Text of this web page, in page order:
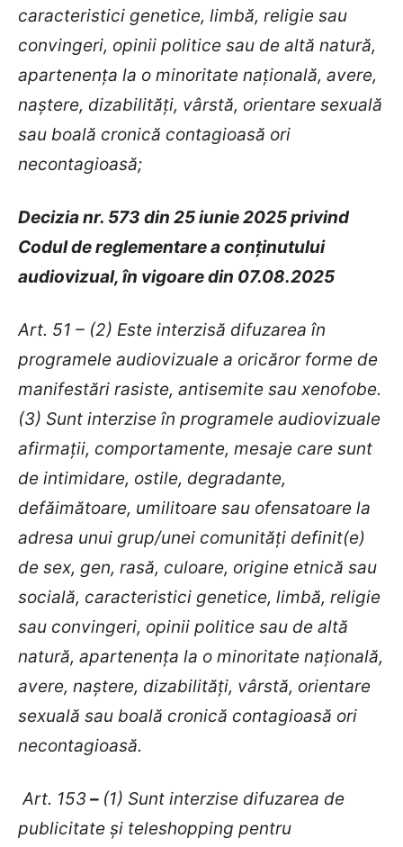
caracteristici genetice, limbă, religie sau
convingeri, opinii politice sau de altă natură,
apartenenţa la o minoritate naţională, avere,
naştere, dizabilităţi, vârstă, orientare sexuală
sau boală cronică contagioasă ori
necontagioasă;
Decizia nr. 573 din 25 iunie 2025 privind
Codul de reglementare a conținutului
audiovizual, în vigoare din 07.08.2025
Art. 51 – (2) Este interzisă difuzarea în
programele audiovizuale a oricăror forme de
manifestări rasiste, antisemite sau xenofobe.
(3) Sunt interzise în programele audiovizuale
afirmaţii, comportamente, mesaje care sunt
de intimidare, ostile, degradante,
defăimătoare, umilitoare sau ofensatoare la
adresa unui grup/unei comunităţi definit(e)
de sex, gen, rasă, culoare, origine etnică sau
socială, caracteristici genetice, limbă, religie
sau convingeri, opinii politice sau de altă
natură, apartenenţa la o minoritate naţională,
avere, naştere, dizabilităţi, vârstă, orientare
sexuală sau boală cronică contagioasă ori
necontagioasă.
Art. 153 – (1) Sunt interzise difuzarea de
publicitate şi teleshopping pentru